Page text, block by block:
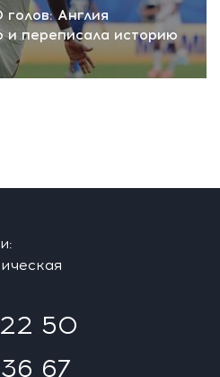
Англия
переписала историю
22 50
67